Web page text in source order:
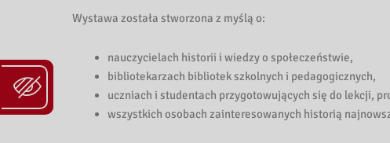
a
Wystawa została stworzona z myślą o:
nauczycielach historii i wiedzy o społeczeństwie,
bibliotekarzach bibliotek szkolnych i pedagogicznych,
uczniach i studentach przygotowujących się do lekcji,
wszystkich osobach zainteresowanych historią